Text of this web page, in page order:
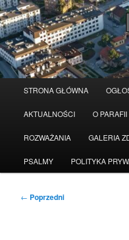
Przeskocz
do
tekstu
STRONA GŁÓWNA
AKTUALNOŚCI O PARAFII
ROZWAŻANIA GALERIA
PSALMY POLITYKA
Nawigacja
← Poprzedni
Serwis wykorzystuje pliki